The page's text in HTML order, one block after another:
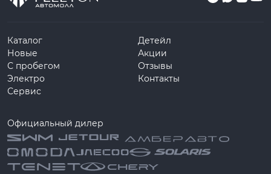
Каталог
Новые
С пробегом
Электро
Сервис
Детейл
Акции
Отзывы
Контакты
Официальный дилер